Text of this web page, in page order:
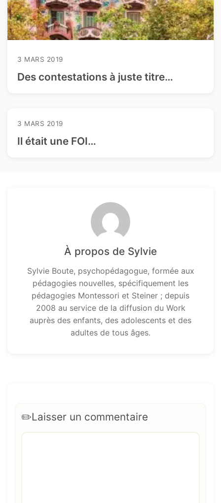
3 MARS 2019
Des contestations à juste titre…
3 MARS 2019
Il était une FOI…
À propos de Sylvie
Sylvie Boute, psychopédagogue, formée aux
pédagogies nouvelles, spécifiquement les
pédagogies Montessori et Steiner ; depuis
2008 au service de la diffusion du Work
auprès des enfants, des adolescents et des
adultes de tous âges.
Laisser un commentaire